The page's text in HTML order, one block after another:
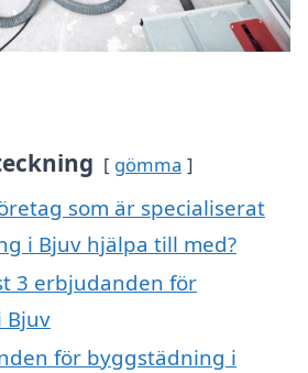
gömma
som är specialiserat
i Bjuv hjälpa till med?
3 erbjudanden för
Bjuv
för byggstädning i